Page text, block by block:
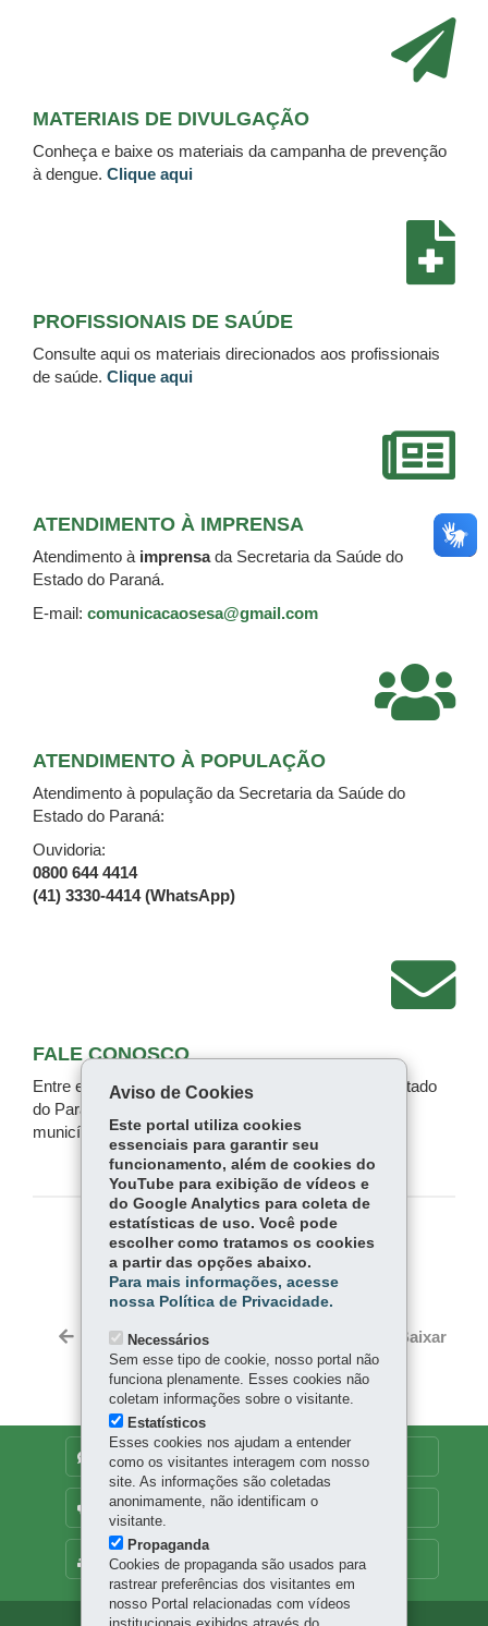
MATERIAIS DE DIVULGAÇÃO
Conheça e baixe os materiais da campanha de prevenção
à dengue. Clique aqui
PROFISSIONAIS DE SAÚDE
Consulte aqui os materiais direcionados aos profissionais
de saúde. Clique aqui
ATENDIMENTO À IMPRENSA
Atendimento à imprensada Secretaria da Saúde do
Estado do Paraná.
E-mail: comunicacaosesa@gmail.com
ATENDIMENTO À POPULAÇÃO
Atendimento à população da Secretaria da Saúde do
Estado do Paraná:
Ouvidoria:
0800 644 4414
(41) 3330-4414 (WhatsApp)
FALE CONOSCO
Entre em contato com aSecretaria da Saúde
do Estado
do Paraná ou procure a Secretaria de Saúde de seu
município.
COMPARTILHE:
Fa
ce
ok
er
W
ha
Ap
p
Voltar Início Baixar
MAPA DO SITE
DENUNCIE CORRUPÇÃO
OUVIDORIA
Aviso de Cookies
Este portal utiliza cookies
essenciais para garantir seu
funcionamento, além de cookies do
YouTube para exibição de vídeos e
do Google Analytics para coleta de
estatísticas de uso. Você pode
escolher como tratamos os cookies
a partir das opções abaixo.
Para mais informações, acesse
nossa Política de Privacidade.
Necessários
Sem esse tipo de cookie, nosso portal não
funciona plenamente. Esses cookies não
coletam informações sobre o visitante.
Estatísticos
Esses cookies nos ajudam a entender
como os visitantes interagem com nosso
site. As informações são coletadas
anonimamente, não identificam o
visitante.
Propaganda
Cookies de propaganda são usados para
rastrear preferências dos visitantes em
nosso Portal relacionadas com vídeos